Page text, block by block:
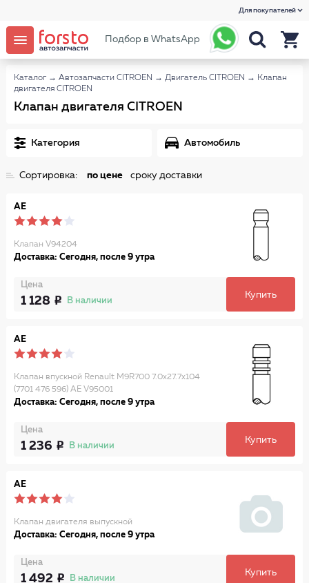
Для покупателей
Подбор в WhatsApp
Каталог → Автозапчасти CITROEN → Двигатель CITROEN → Клапан
двигателя CITROEN
Клапан двигателя CITROEN
Категория Автомобиль
Сортировка: по цене сроку доставки
AE
Клапан V94204
Доставка: Сегодня, после 9 утра
Цена
1 128 В наличии
Купить
AE
Клапан впускной Renault M9R700 7.0х27.7х104
(7701 476 596) AE V95001
Доставка: Сегодня, после 9 утра
Цена
1 236 В наличии
Купить
AE
Клапан двигателя выпускной
Доставка: Сегодня, после 9 утра
Цена
1 492 В наличии
Купить